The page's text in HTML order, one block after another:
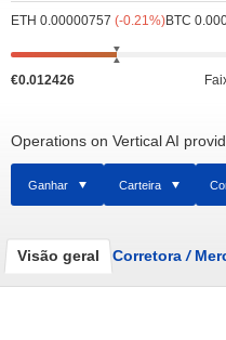
ETH 0.00000757 (-0.21%)BTC
€0.012426
Operations on Vertical AI
Ganhar Carteira
Visão geral Corretora /